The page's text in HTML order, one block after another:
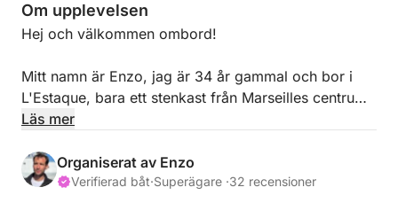
Om upplevelsen
Hej och välkommen ombord!
Mitt namn är Enzo, jag är 34 år gammal och bor i
L'Estaque, bara ett stenkast från Marseilles centrum.
Jag inbjuder dig att följa med mig på min bekväma
där du upptäcker de dolda pärlorna i Côte Bleue:
Niolon, Mejean, La Vesse och deras avskilda vikar
Läs mer
Organiserat av Enzo
Verifierad båt·Superägare ·32 recensioner